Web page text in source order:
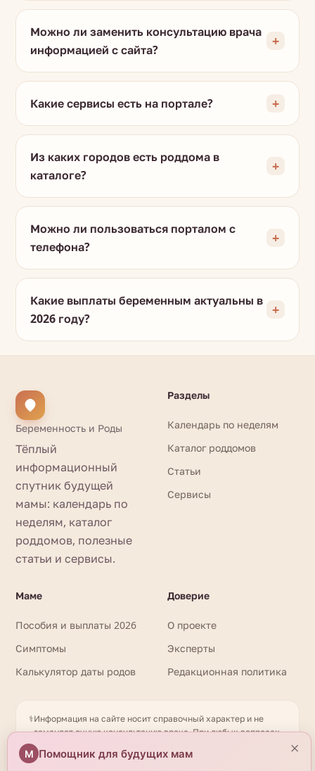
Можно ли заменить консультацию врача
информацией с сайта?
Какие сервисы есть на портале?
Из каких городов есть роддома в
каталоге?
Можно ли пользоваться порталом с
телефона?
Какие выплаты беременным актуальны в
2026 году?
Беременность и Роды
Тёплый
информационный
спутник будущей
мамы: календарь по
неделям, каталог
роддомов, полезные
статьи и сервисы.
Разделы
Календарь по неделям
Каталог роддомов
Статьи
Сервисы
Маме
Пособия и выплаты 2026
Симптомы
Калькулятор даты родов
Доверие
О проекте
Эксперты
Редакционная политика
⚕️Информация на сайте носит справочный характер и не
заменяет очную консультацию врача. При любых вопросах
здоровья обращайтесь к квалифицированному
специалисту. Имеются противопоказания. Необходима
М Помощник для будущих мам ×